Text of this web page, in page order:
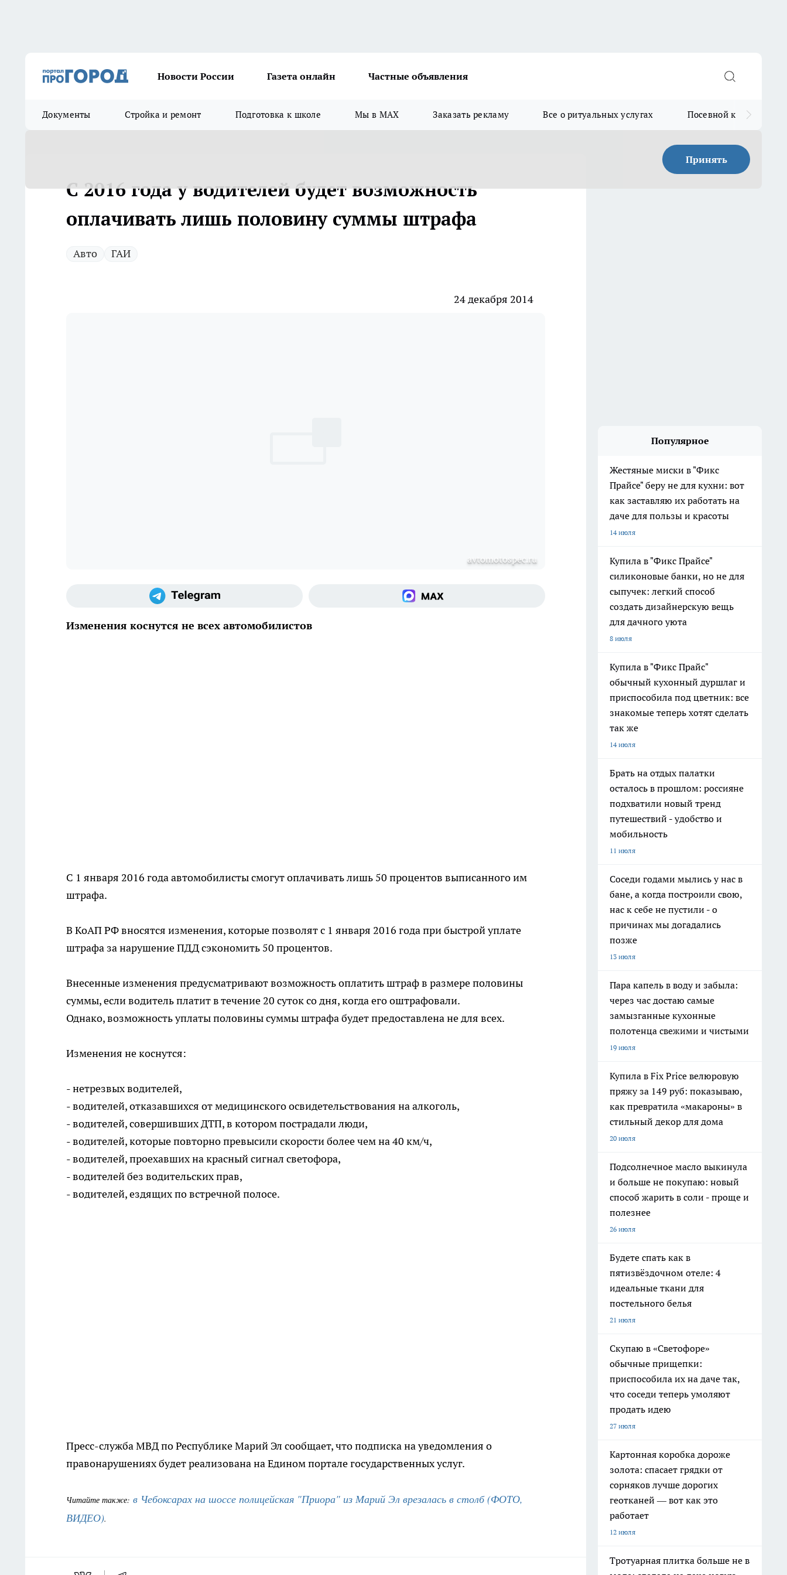
Новости России Газета онлайн Частные объявления
Документы Стройка и ремонт Подготовка к школе Мы в MAX Заказать рекламу Все о ритуальных услугах Посевной календарь
Принять
С 2016 года у водителей будет возможность
оплачивать лишь половину суммы штрафа
Авто ГАИ
24 декабря 2014
avtomotospec.ru
Изменения коснутся не всех автомобилистов
С 1 января 2016 года автомобилисты смогут оплачивать лишь 50 процентов выписанного им
штрафа.
В КоАП РФ вносятся изменения, которые позволят с 1 января 2016 года при быстрой уплате
штрафа за нарушение ПДД сэкономить 50 процентов.
Внесенные изменения предусматривают возможность оплатить штраф в размере половины
суммы, если водитель платит в течение 20 суток со дня, когда его оштрафовали.
Однако, возможность уплаты половины суммы штрафа будет предоставлена не для всех.
Изменения не коснутся:
- нетрезвых водителей,
- водителей, отказавшихся от медицинского освидетельствования на алкоголь,
- водителей, совершивших ДТП, в котором пострадали люди,
- водителей, которые повторно превысили скорости более чем на 40 км/ч,
- водителей, проехавших на красный сигнал светофора,
- водителей без водительских прав,
- водителей, ездящих по встречной полосе.
Пресс-служба МВД по Республике Марий Эл сообщает, что подписка на уведомления о
правонарушениях будет реализована на Едином портале государственных услуг.
Читайте также: в Чебоксарах на шоссе полицейская "Приора" из Марий Эл врезалась в столб (ФОТО,
ВИДЕО).
Популярное
Жестяные миски в "Фикс
Прайсе" беру не для кухни: вот
как заставляю их работать на
даче для пользы и красоты
14 июля
Купила в "Фикс Прайсе"
силиконовые банки, но не для
сыпучек: легкий способ
создать дизайнерскую вещь
для дачного уюта
8 июля
Купила в "Фикс Прайс"
обычный кухонный дуршлаг и
приспособила под цветник: все
знакомые теперь хотят сделать
так же
14 июля
Брать на отдых палатки
осталось в прошлом: россияне
подхватили новый тренд
путешествий - удобство и
мобильность
11 июля
Соседи годами мылись у нас в
бане, а когда построили свою,
нас к себе не пустили - о
причинах мы догадались
позже
13 июля
Пара капель в воду и забыла:
через час достаю самые
замызганные кухонные
полотенца свежими и чистыми
19 июля
Купила в Fix Price велюровую
пряжу за 149 руб: показываю,
как превратила «макароны» в
стильный декор для дома
20 июля
Подсолнечное масло выкинула
и больше не покупаю: новый
способ жарить в соли - проще и
полезнее
26 июля
Будете спать как в
пятизвёздочном отеле: 4
идеальные ткани для
постельного белья
21 июля
Скупаю в «Светофоре»
обычные прищепки:
приспособила их на даче так,
что соседи теперь умоляют
продать идею
27 июля
Картонная коробка дороже
золота: спасает грядки от
сорняков лучше дорогих
геотканей — вот как это
работает
12 июля
Тротуарная плитка больше не в